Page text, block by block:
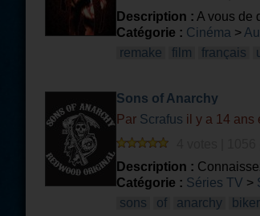
Description : A vous de
Catégorie : Cinéma >
remake
film français
Sons of Anarchy
Par Scrafus il y a 14 ans
Description :
Catégorie : Séries TV >
sons
of anarchy